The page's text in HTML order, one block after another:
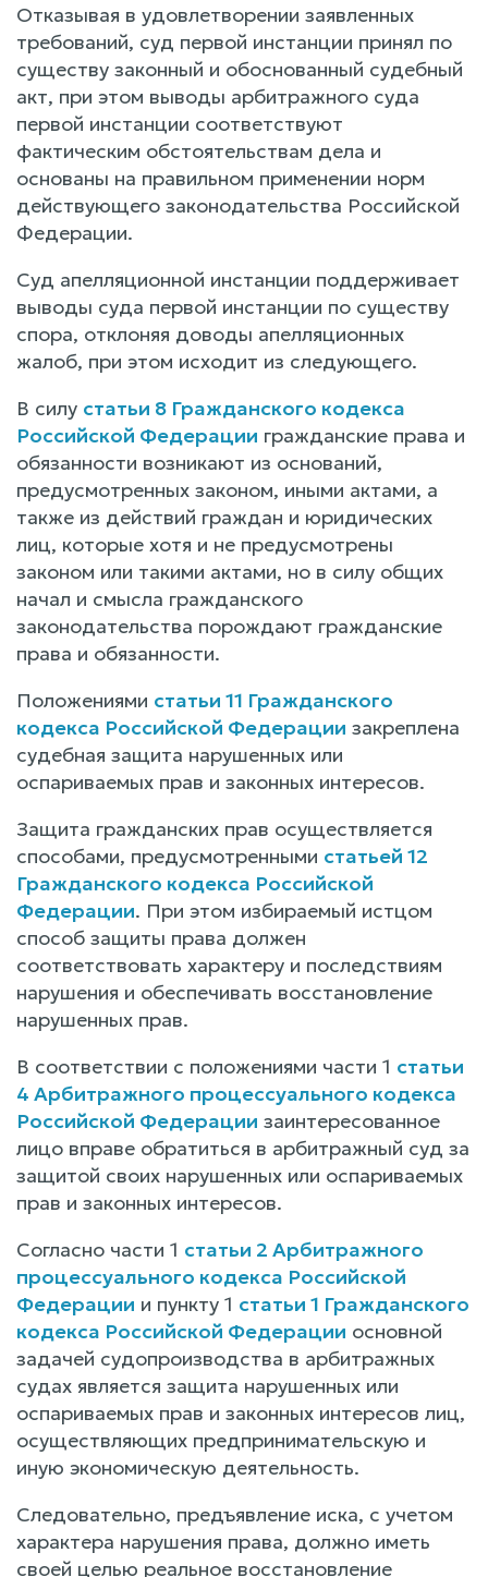
Отказывая в удовлетворении заявленных
требований, суд первой инстанции принял по
существу законный и обоснованный судебный
акт, при этом выводы арбитражного суда
первой инстанции соответствуют
фактическим обстоятельствам дела и
основаны на правильном применении норм
действующего законодательства Российской
Федерации.
Суд апелляционной инстанции поддерживает
выводы суда первой инстанции по существу
спора, отклоняя доводы апелляционных
жалоб, при этом исходит из следующего.
В силу статьи 8 Гражданского кодекса
Российской Федерации гражданские права и
обязанности возникают из оснований,
предусмотренных законом, иными актами, а
также из действий граждан и юридических
лиц, которые хотя и не предусмотрены
законом или такими актами, но в силу общих
начал и смысла гражданского
законодательства порождают гражданские
права и обязанности.
Положениями статьи 11 Гражданского
кодекса Российской Федерации закреплена
судебная защита нарушенных или
оспариваемых прав и законных интересов.
Защита гражданских прав осуществляется
способами, предусмотренными статьей 12
Гражданского кодекса Российской
Федерации. При этом избираемый истцом
способ защиты права должен
соответствовать характеру и последствиям
нарушения и обеспечивать восстановление
нарушенных прав.
В соответствии с положениями части 1 статьи
4 Арбитражного процессуального кодекса
Российской Федерации заинтересованное
лицо вправе обратиться в арбитражный суд за
защитой своих нарушенных или оспариваемых
прав и законных интересов.
Согласно части 1 статьи 2 Арбитражного
процессуального кодекса Российской
Федерации и пункту 1 статьи 1 Гражданского
кодекса Российской Федерации основной
задачей судопроизводства в арбитражных
судах является защита нарушенных или
оспариваемых прав и законных интересов лиц,
осуществляющих предпринимательскую и
иную экономическую деятельность.
Следовательно, предъявление иска, с учетом
характера нарушения права, должно иметь
своей целью реальное восстановление